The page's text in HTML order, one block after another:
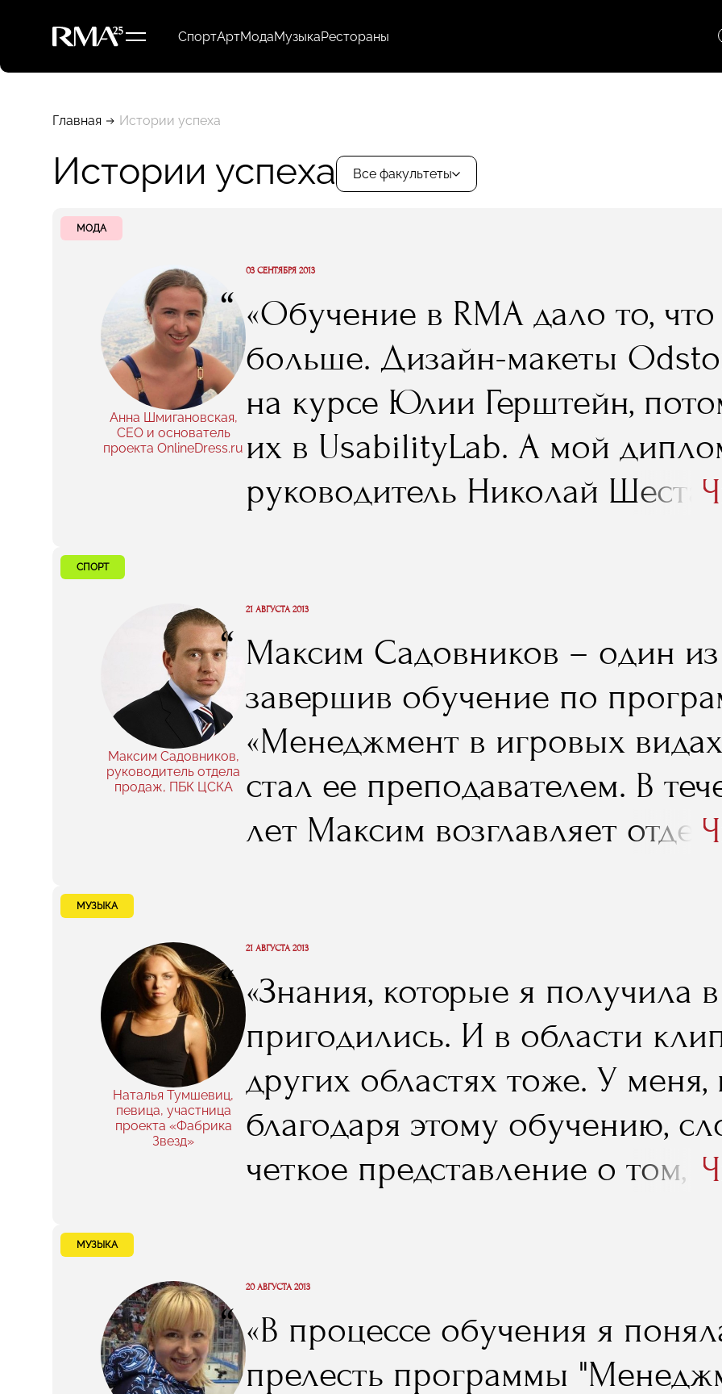
СпортАртМодаМузыкаРестораны
Главная Истории успеха
Истории успеха Все факультеты
МОДА
Анна Шмигановская,
CEO и основатель
проекта OnlineDress.ru
“
03 СЕНТЯБРЯ 2013
«Обучение в RMA дало то,
больше. Дизайн-макеты
на курсе Юлии Герштейн,
их в UsabilityLab. А мой
руководитель Николай
как должен работать наш
рассказанные им на занятиях,
ежедневно».
СПОРТ
Максим Садовников,
руководитель отдела
продаж, ПБК ЦСКА
“
21 АВГУСТА 2013
Максим Садовников – один из
завершив обучение по
«Менеджмент в игровых
стал ее преподавателем. В
лет Максим возглавляет
лекции на тему
спортивного клуба». Ниже вы
ознакомиться с отчетом о
провел в октябре 2007 года.
МУЗЫКА
Наталья Тумшевиц,
певица, участница
проекта «Фабрика
Звезд»
“
21 АВГУСТА 2013
«Знания, которые я получила
пригодились. И в области
других областях тоже. У
благодаря этому обучению,
четкое представление о том,
одурачить меня, запросить
за аренду аппаратуры, было
МУЗЫКА
“
20 АВГУСТА 2013
«В процессе обучения я
прелесть программы